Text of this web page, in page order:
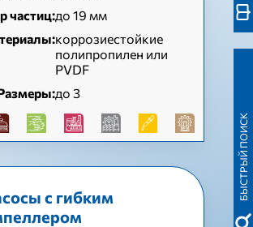
частиц:до 19 мм
коррозиестойкие
полипропилен или
PVDF
до 3
с гибким
БЫСТРЫЙ ПОИСК